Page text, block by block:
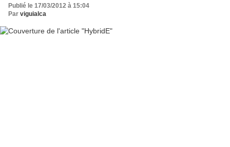
Publié le 17/03/2012 à 15:04
Par viguialca